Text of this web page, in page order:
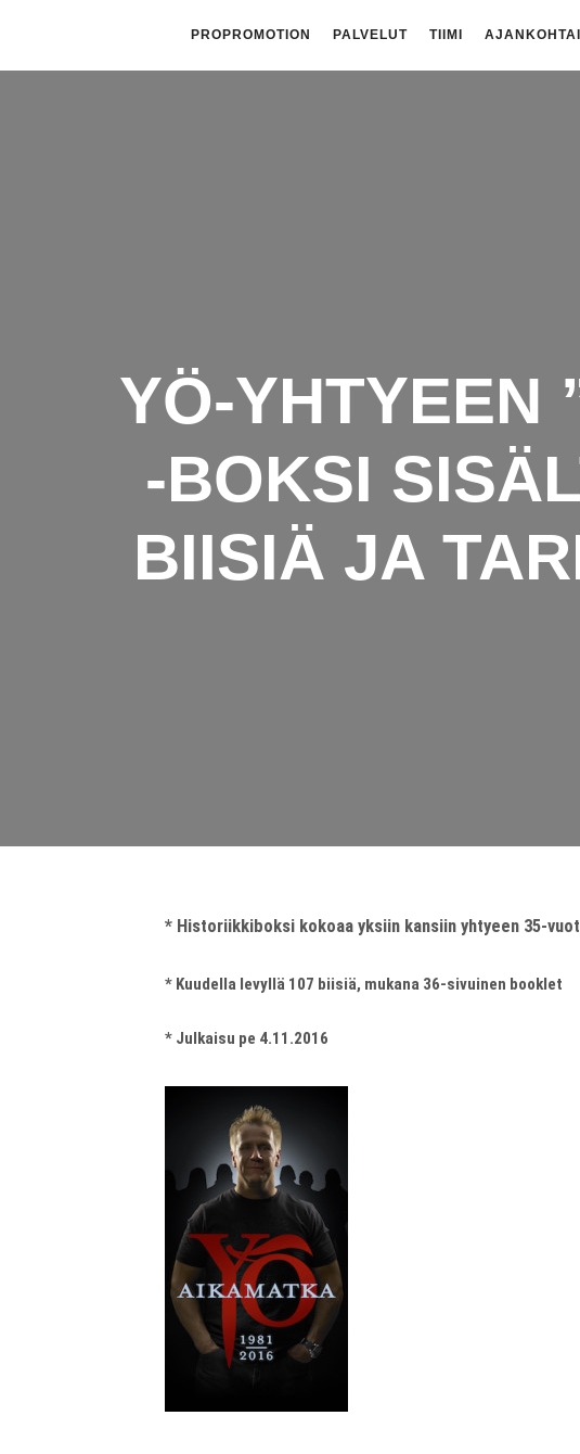
PROPROMOTION PALVELUT TIIMI
YÖ-YHTYEEN
-BOKSI
BIISIÄ JA
* Historiikkiboksi kokoaa yksiin kansiin yhtyeen 35-
* Kuudella levyllä 107 biisiä, mukana 36-sivuinen booklet
* Julkaisu pe 4.11.2016